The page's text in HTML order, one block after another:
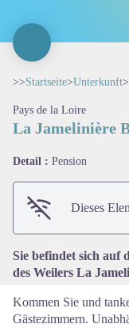
>>Startseite>Unterkunft>
Pays de la Loire
La Jamelinière
Detail : Pension
Dieses
Sie befindet sich auf
des Weilers La
Kommen Sie und
Gästezimmern.